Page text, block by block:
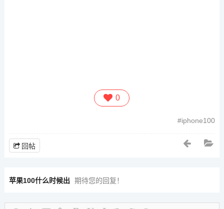
0
iphone100
回帖
苹果100什么时候出 期待您的回复！